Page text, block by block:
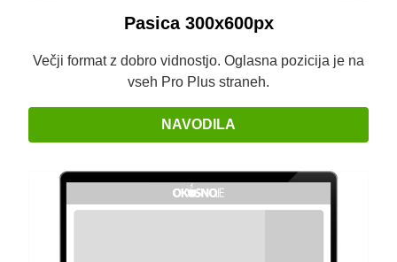
Pasica 300x600px
Večji format z dobro vidnostjo. Oglasna pozicija je na
vseh Pro Plus straneh.
NAVODILA